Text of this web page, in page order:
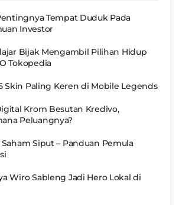
Tempat Duduk Pada
Investor
Bijak Mengambil Pilihan Hidup
Tokopedia
Skin Paling Keren di Mobile Legends
Krom Besutan Kredivo,
Peluangnya?
Siput – Panduan Pemula
Wiro Sableng Jadi Hero Lokal di